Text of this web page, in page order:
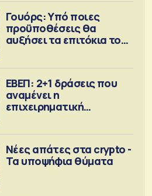
Γουόρς: Υπό ποιες
προϋποθέσεις θα
αυξήσει τα επιτόκια τον
ΕΒΕΠ: 2+1 δράσεις που
αναμένει η
επιχειρηματική
Νέες απάτες στα crypto -
Τα υποψήφια θύματα